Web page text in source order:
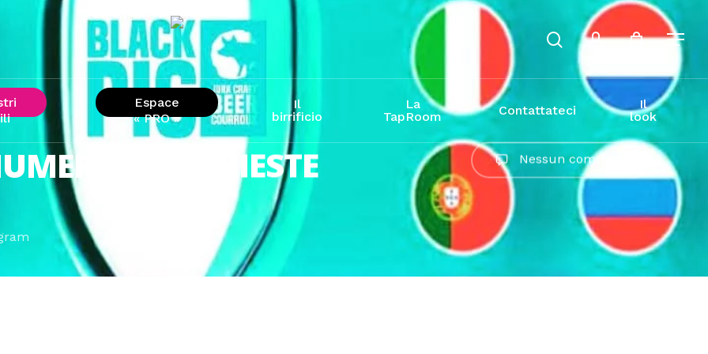
cercaconto
Espace
« PRO »
Il
birrificio
La
TapRoom
Contattateci
Il
look
RICHIESTE
Nessun commento